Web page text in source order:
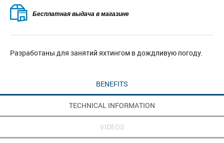
Бесплатная выдача в магазине
Разработаны для занятий яхтингом в дождливую погоду.
BENEFITS
TECHNICAL INFORMATION
VIDEOS